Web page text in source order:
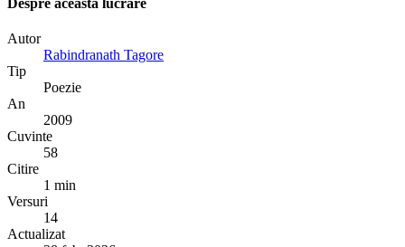
Autor
Rabindranath Tagore
Tip
Poezie
An
2009
Cuvinte
58
Citire
1 min
Versuri
14
Actualizat